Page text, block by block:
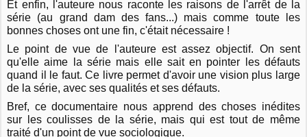
Et enfin, l'auteure nous raconte les raisons de l'arrêt de la
série (au grand dam des fans...) mais comme toute les
bonnes choses ont une fin, c'était nécessaire !
Le point de vue de l'auteure est assez objectif. On sent
qu'elle aime la série mais elle sait en pointer les défauts
quand il le faut. Ce livre permet d'avoir une vision plus large
de la série, avec ses qualités et ses défauts.
Bref, ce documentaire nous apprend des choses inédites
sur les coulisses de la série, mais qui est tout de même
traité d'un point de vue sociologique.